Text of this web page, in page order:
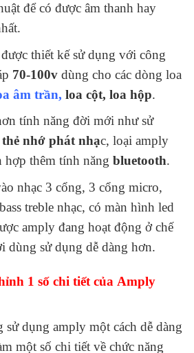
để có được âm thanh hay
thiết kế sử dụng với công
70-100vdùng cho các dòng loa
âm trần, loa cột, loa hộp.
tính năng đời mới như sử
thẻ nhớ phát nhạc, loại amply
hợp thêm tính năng bluetooth.
nhạc 3 cổng, 3 cổng micro,
treble nhạc, có màn hình led
amply đang hoạt động ở chế
dùng sử dụng dễ dàng hơn.
1 số chi tiết của Amply
dụng amply một cách dễ dàng
một số chi tiết về chức năng